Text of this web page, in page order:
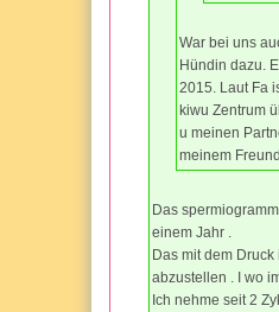
War bei uns
Hündin dazu.
2015. Laut Fa
kiwu Zentrum
u meinen
meinem
Das
einem Jahr .
Das mit dem
abzustellen . I wo
Ich nehme seit 2